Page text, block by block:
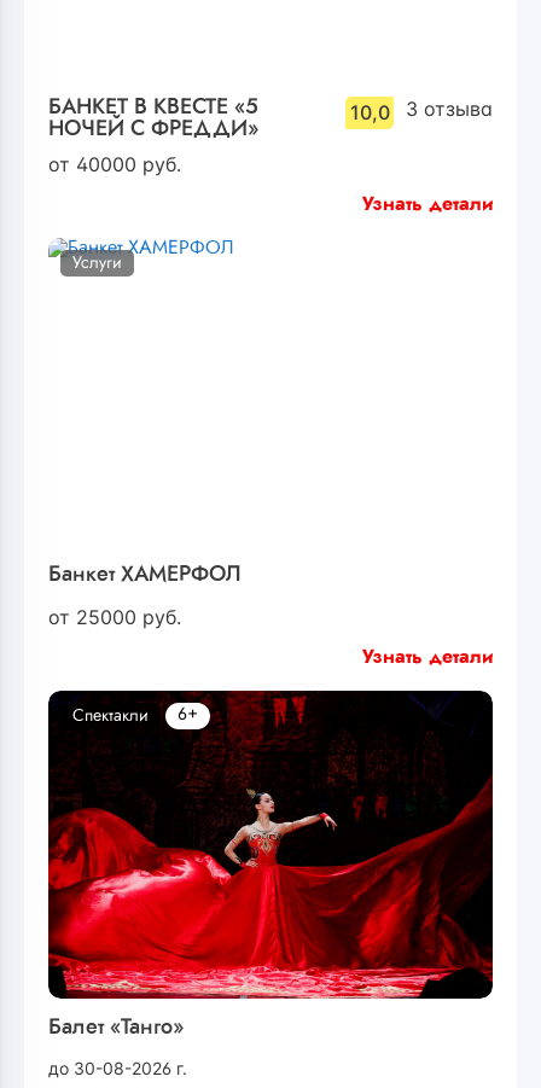
БАНКЕТ В КВЕСТЕ «5
НОЧЕЙ С ФРЕДДИ»
10,0 3 отзыва
от 40000 руб.
Узнать детали
Банкет ХАМЕРФОЛ
от 25000 руб.
Услуги
Узнать детали
Балет «Танго»
до 30-08-2026 г.
Спектакли 6+